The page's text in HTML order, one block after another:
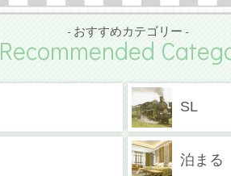
- おすすめカテゴリー -
Recommended
SL
泊まる